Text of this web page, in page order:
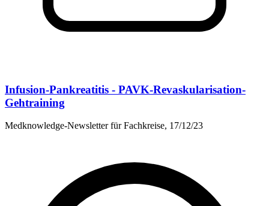
Infusion-Pankreatitis - PAVK-Revaskularisation-
Gehtraining
Medknowledge-Newsletter für Fachkreise, 17/12/23